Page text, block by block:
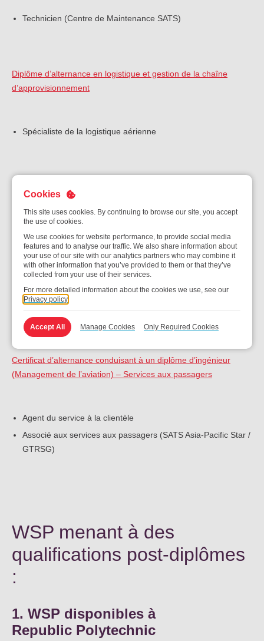
Technicien (Centre de Maintenance SATS)
Diplôme d’alternance en logistique et gestion de la chaîne
d’approvisionnement
Spécialiste de la logistique aérienne
Polytechnic
Certificat d’alternance conduisant à un diplôme d’ingénieur
(Management de l’aviation) – Services aux passagers
Agent du service à la clientèle
Associé aux services aux passagers (SATS Asia-Pacific Star /
GTRSG)
WSP menant à des
qualifications post-diplômes
:
1. WSP disponibles à
Republic Polytechnic
Cookies
This site uses cookies. By continuing to browse our site, you accept
the use of cookies.
We use cookies for website performance, to provide social media
features and to analyse our traffic. We also share information about
your use of our site with our analytics partners who may combine it
with other information that you’ve provided to them or that they’ve
collected from your use of their services.
For more detailed information about the cookies we use, see our
Privacy policy
Accept All Manage Cookies Only Required Cookies